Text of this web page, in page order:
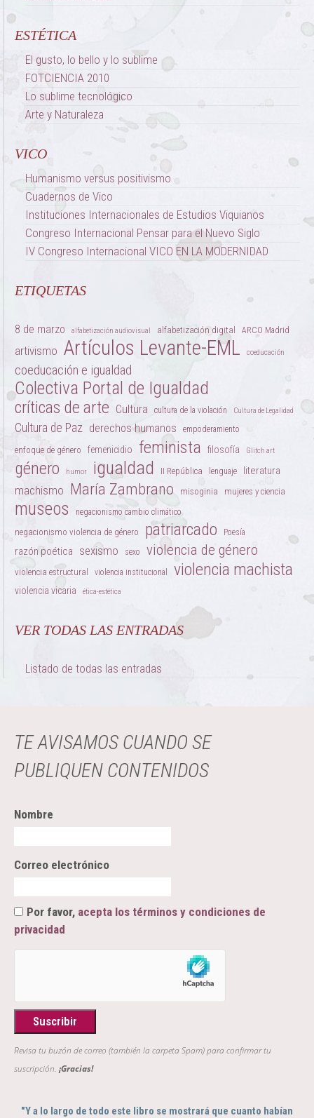
ESTÉTICA
El gusto, lo bello y lo sublime
FOTCIENCIA 2010
Lo sublime tecnológico
Arte y Naturaleza
VICO
Humanismo versus positivismo
Cuadernos de Vico
Instituciones Internacionales de Estudios Viquianos
Congreso Internacional Pensar para el Nuevo Siglo
IV Congreso Internacional VICO EN LA MODERNIDAD
ETIQUETAS
8 de marzo alfabetización audiovisual alfabetización digital ARCO Madrid
artivismo Artículos Levante-EML coeducación
coeducación e igualdad
Colectiva Portal de Igualdad
críticas de arte Cultura cultura de la violación Cultura de Legalidad
Cultura de Paz derechos humanos empoderamiento
enfoque de género femenicidio feminista filosofía Glitch art
género humor igualdad II República lenguaje literatura
machismo María Zambrano misoginia mujeres y ciencia
museos negacionismo cambio climático
negacionismo violencia de género patriarcado Poesía
razón poética sexismo sexo violencia de género
violencia estructural violencia institucional violencia machista
violencia vicaria ética-estética
VER TODAS LAS ENTRADAS
Listado de todas las entradas
TE AVISAMOS CUANDO SE
PUBLIQUEN CONTENIDOS
Nombre
Correo electrónico
Por favor, acepta los términos y condiciones de
privacidad
Revisa tu buzón de correo (también la carpeta Spam) para confirmar tu
suscripción. ¡Gracias!
"Y a lo largo de todo este libro se mostrará que cuanto habían